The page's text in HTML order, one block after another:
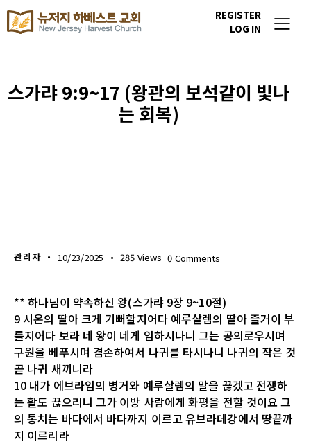
REGISTER
LOG IN
스가랴 9:9~17 (왕관의 보석같이 빛나
는 회복)
관리자 10/23/2025 285 Views 0 Comments
** 하나님이 약속하신 왕(스가랴 9장 9~10절)
9 시온의 딸아 크게 기뻐할지어다 예루살렘의 딸아 즐거이 부
를지어다 보라 네 왕이 네게 임하시나니 그는 공의로우시며
구원을 베푸시며 겸손하여서 나귀를 타시나니 나귀의 작은 것
곧 나귀 새끼니라
10 내가 에브라임의 병거와 예루살렘의 말을 끊겠고 전쟁하
는 활도 끊으리니 그가 이방 사람에게 화평을 전할 것이요 그
의 통치는 바다에서 바다까지 이르고 유브라데강에서 땅끝까
지 이르리라